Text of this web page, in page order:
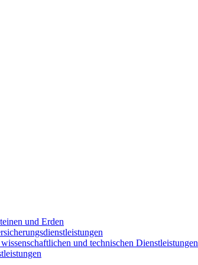
und Erden
und technischen Dienstleistungen